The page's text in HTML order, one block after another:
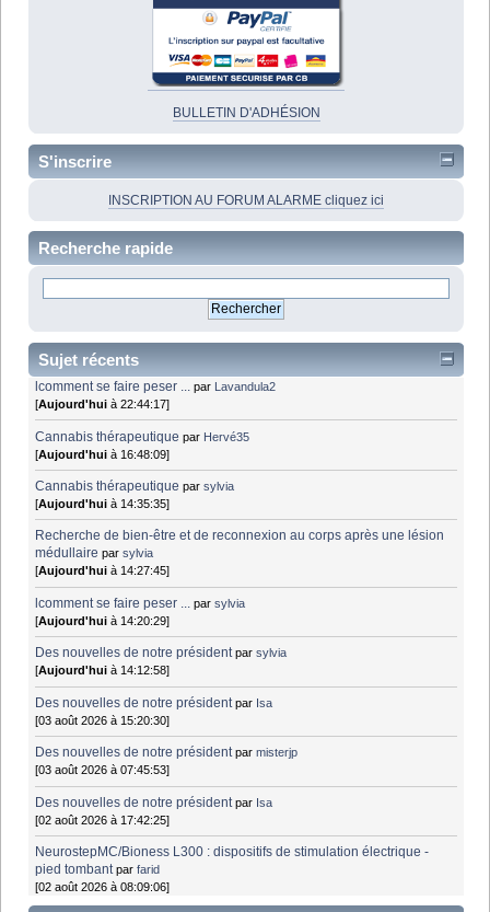
BULLETIN D'ADHÉSION
S'inscrire
INSCRIPTION AU FORUM ALARME cliquez ici
Recherche rapide
Sujet récents
lcomment se faire peser ... par Lavandula2
[Aujourd'hui à 22:44:17]
Cannabis thérapeutique par Hervé35
[Aujourd'hui à 16:48:09]
Cannabis thérapeutique parsylvia
[Aujourd'hui à 14:35:35]
Recherche de bien-être et de reconnexion au corps après une lésion
médullaire parsylvia
[Aujourd'hui à 14:27:45]
lcomment se faire peser ... parsylvia
[Aujourd'hui à 14:20:29]
Des nouvelles de notre président parsylvia
[Aujourd'hui à 14:12:58]
Des nouvelles de notre président par Isa
[03 août 2026 à 15:20:30]
Des nouvelles de notre président parmisterjp
[03 août 2026 à 07:45:53]
Des nouvelles de notre président par Isa
[02 août 2026 à 17:42:25]
NeurostepMC/Bioness L300 : dispositifs de stimulation électrique -
pied tombant parfarid
[02 août 2026 à 08:09:06]